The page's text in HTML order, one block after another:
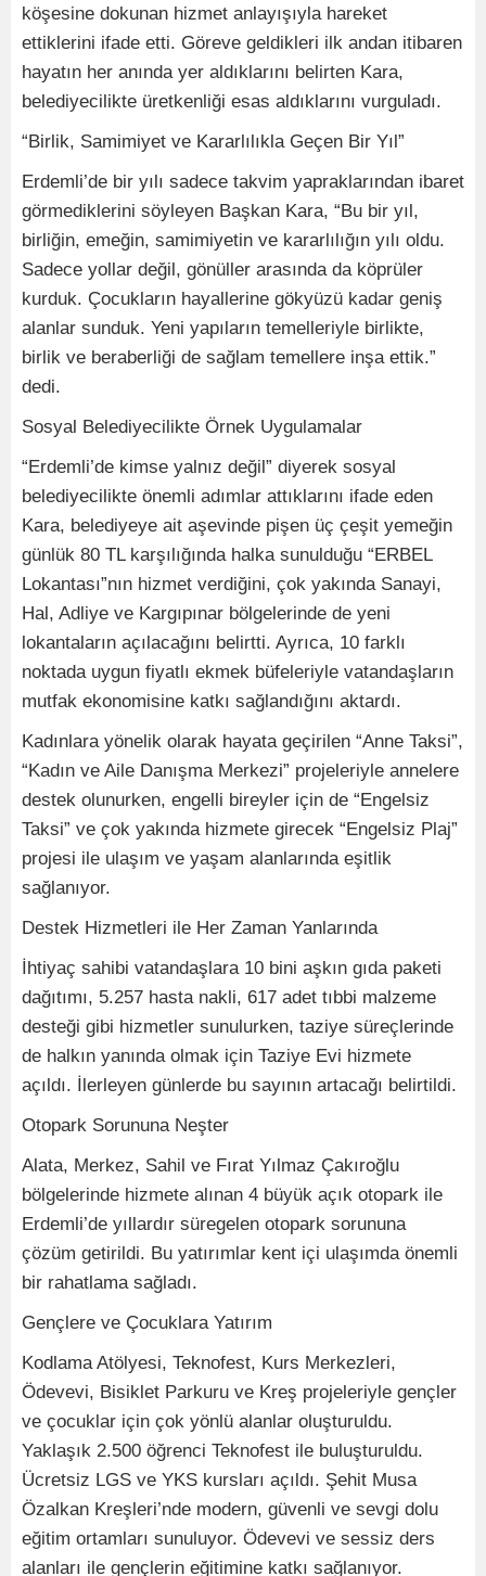
köşesine dokunan hizmet anlayışıyla hareket
ettiklerini ifade etti. Göreve geldikleri ilk andan itibaren
hayatın her anında yer aldıklarını belirten Kara,
belediyecilikte üretkenliği esas aldıklarını vurguladı.
“Birlik, Samimiyet ve Kararlılıkla Geçen Bir Yıl”
Erdemli’de bir yılı sadece takvim yapraklarından ibaret
görmediklerini söyleyen Başkan Kara, “Bu bir yıl,
birliğin, emeğin, samimiyetin ve kararlılığın yılı oldu.
Sadece yollar değil, gönüller arasında da köprüler
kurduk. Çocukların hayallerine gökyüzü kadar geniş
alanlar sunduk. Yeni yapıların temelleriyle birlikte,
birlik ve beraberliği de sağlam temellere inşa ettik.”
dedi.
Sosyal Belediyecilikte Örnek Uygulamalar
“Erdemli’de kimse yalnız değil” diyerek sosyal
belediyecilikte önemli adımlar attıklarını ifade eden
Kara, belediyeye ait aşevinde pişen üç çeşit yemeğin
günlük 80 TL karşılığında halka sunulduğu “ERBEL
Lokantası”nın hizmet verdiğini, çok yakında Sanayi,
Hal, Adliye ve Kargıpınar bölgelerinde de yeni
lokantaların açılacağını belirtti. Ayrıca, 10 farklı
noktada uygun fiyatlı ekmek büfeleriyle vatandaşların
mutfak ekonomisine katkı sağlandığını aktardı.
Kadınlara yönelik olarak hayata geçirilen “Anne Taksi”,
“Kadın ve Aile Danışma Merkezi” projeleriyle annelere
destek olunurken, engelli bireyler için de “Engelsiz
Taksi” ve çok yakında hizmete girecek “Engelsiz Plaj”
projesi ile ulaşım ve yaşam alanlarında eşitlik
sağlanıyor.
Destek Hizmetleri ile Her Zaman Yanlarında
İhtiyaç sahibi vatandaşlara 10 bini aşkın gıda paketi
dağıtımı, 5.257 hasta nakli, 617 adet tıbbi malzeme
desteği gibi hizmetler sunulurken, taziye süreçlerinde
de halkın yanında olmak için Taziye Evi hizmete
açıldı. İlerleyen günlerde bu sayının artacağı belirtildi.
Otopark Sorununa Neşter
Alata, Merkez, Sahil ve Fırat Yılmaz Çakıroğlu
bölgelerinde hizmete alınan 4 büyük açık otopark ile
Erdemli’de yıllardır süregelen otopark sorununa
çözüm getirildi. Bu yatırımlar kent içi ulaşımda önemli
bir rahatlama sağladı.
Gençlere ve Çocuklara Yatırım
Kodlama Atölyesi, Teknofest, Kurs Merkezleri,
Ödevevi, Bisiklet Parkuru ve Kreş projeleriyle gençler
ve çocuklar için çok yönlü alanlar oluşturuldu.
Yaklaşık 2.500 öğrenci Teknofest ile buluşturuldu.
Ücretsiz LGS ve YKS kursları açıldı. Şehit Musa
Özalkan Kreşleri’nde modern, güvenli ve sevgi dolu
eğitim ortamları sunuluyor. Ödevevi ve sessiz ders
alanları ile gençlerin eğitimine katkı sağlanıyor.